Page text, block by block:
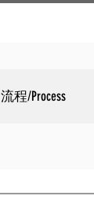
流程/Process